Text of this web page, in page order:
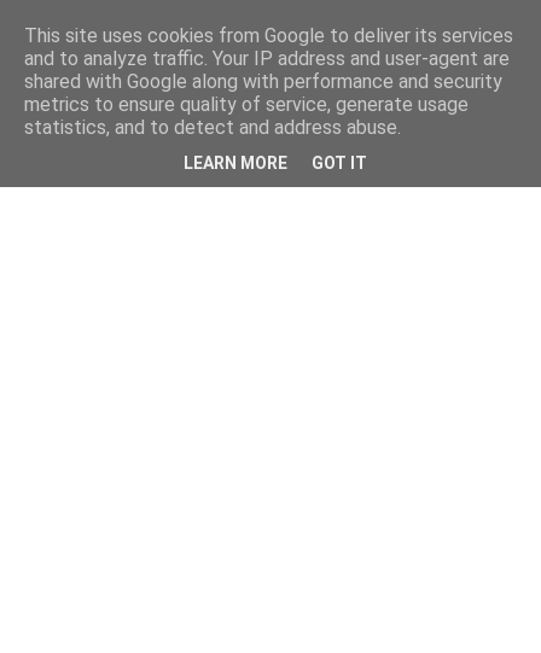
This site uses cookies from Google to deliver its services
and to analyze traffic. Your IP address and user-agent are
shared with Google along with performance and security
metrics to ensure quality of service, generate usage
statistics, and to detect and address abuse.
LEARN MORE GOT IT